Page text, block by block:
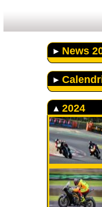
News
2024